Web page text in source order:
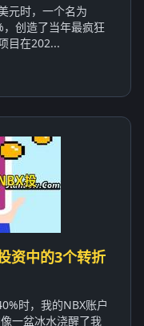
元时，一个名为
创造了当年最疯狂
目在202...
资中的3个转折
时，我的NBX账户
一盆冰水浇醒了我